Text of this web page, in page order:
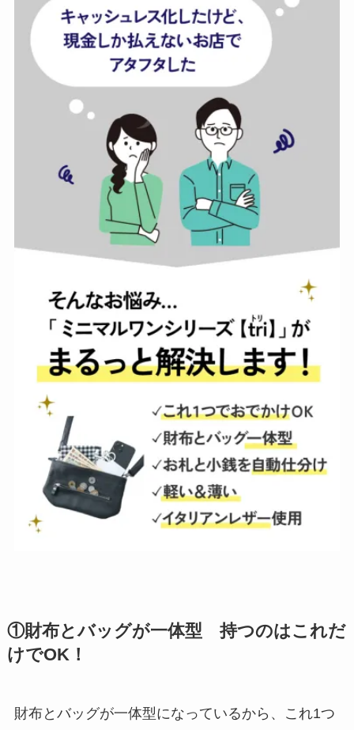
①財布とバッグが一体型 持つのはこれだ
けでOK！
財布とバッグが一体型になっているから、これ1つ